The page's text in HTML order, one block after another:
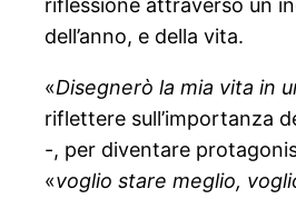
riflessione attraverso un
dell’anno, e della vita.
«Disegnerò la mia vita in
riflettere sull’importanza
-, per diventare
«voglio stare meglio,